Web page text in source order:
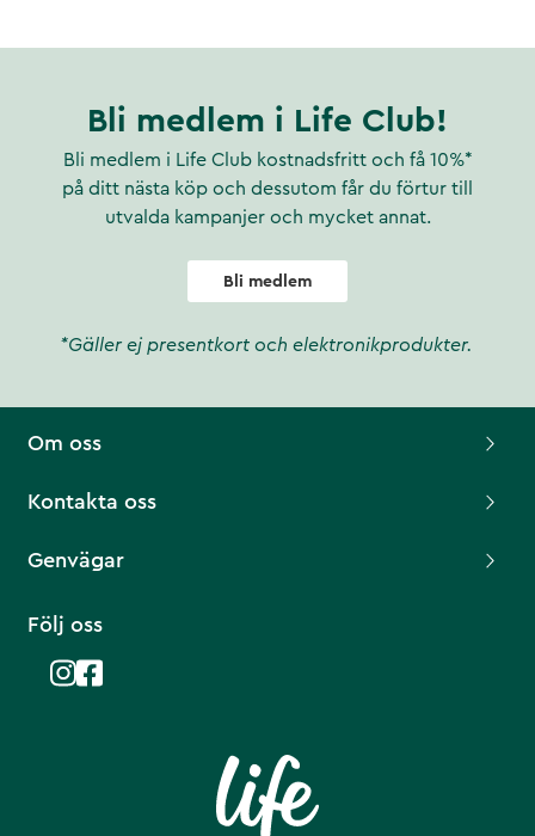
Bli medlem i Life Club!
Bli medlem i Life Club kostnadsfritt och få 10%*
på ditt nästa köp och dessutom får du förtur till
utvalda kampanjer och mycket annat.
Bli medlem
*Gäller ej presentkort och elektronikprodukter.
Om oss
Kontakta oss
Genvägar
Följ oss